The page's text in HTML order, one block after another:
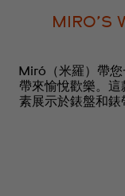
MIRO’S
Miró（米羅）帶
帶來愉悅歡樂。
素展示於錶盤和